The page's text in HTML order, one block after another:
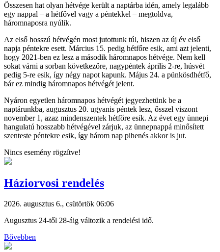
Összesen hat olyan hétvége került a naptárba idén, amely legalább
egy nappal – a hétfővel vagy a péntekkel – megtoldva,
háromnaposra nyúlik.
Az első hosszú hétvégén most jutottunk túl, hiszen az új év első
napja péntekre esett. Március 15. pedig hétfőre esik, ami azt jelenti,
hogy 2021-ben ez lesz a második háromnapos hétvége. Nem kell
sokat várni a sorban következőre, nagypéntek április 2-re, húsvét
pedig 5-re esik, így négy napot kapunk. Május 24. a pünkösdhétfő,
bár ez mindig háromnapos hétvégét jelent.
Nyáron egyetlen háromnapos hétvégét jegyezhetünk be a
naptárunkba, augusztus 20. ugyanis péntek lesz, ősszel viszont
november 1, azaz mindenszentek hétfőre esik. Az évet egy ünnepi
hangulatú hosszabb hétvégével zárjuk, az ünnepnappá minősített
szenteste péntekre esik, így három nap pihenés akkor is jut.
Nincs esemény rögzítve!
Háziorvosi rendelés
2026. augusztus 6., csütörtök 06:06
Augusztus 24-től 28-áig változik a rendelési idő.
Bővebben